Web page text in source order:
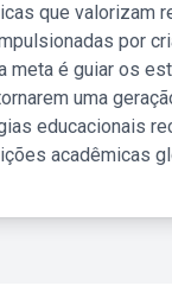
que valorizam
por
meta é guiar os
uma
educacionais
acadêmicas